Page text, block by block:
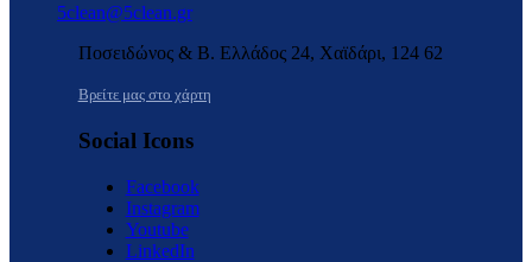
5clean@5clean.gr
Ποσειδώνος & Β. Ελλάδος 24, Χαϊδάρι, 124 62
Βρείτε μας στο χάρτη
Social Icons
Facebook
Instagram
Youtube
LinkedIn